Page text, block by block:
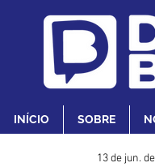
INÍCIO SOBRE
13 de jun.